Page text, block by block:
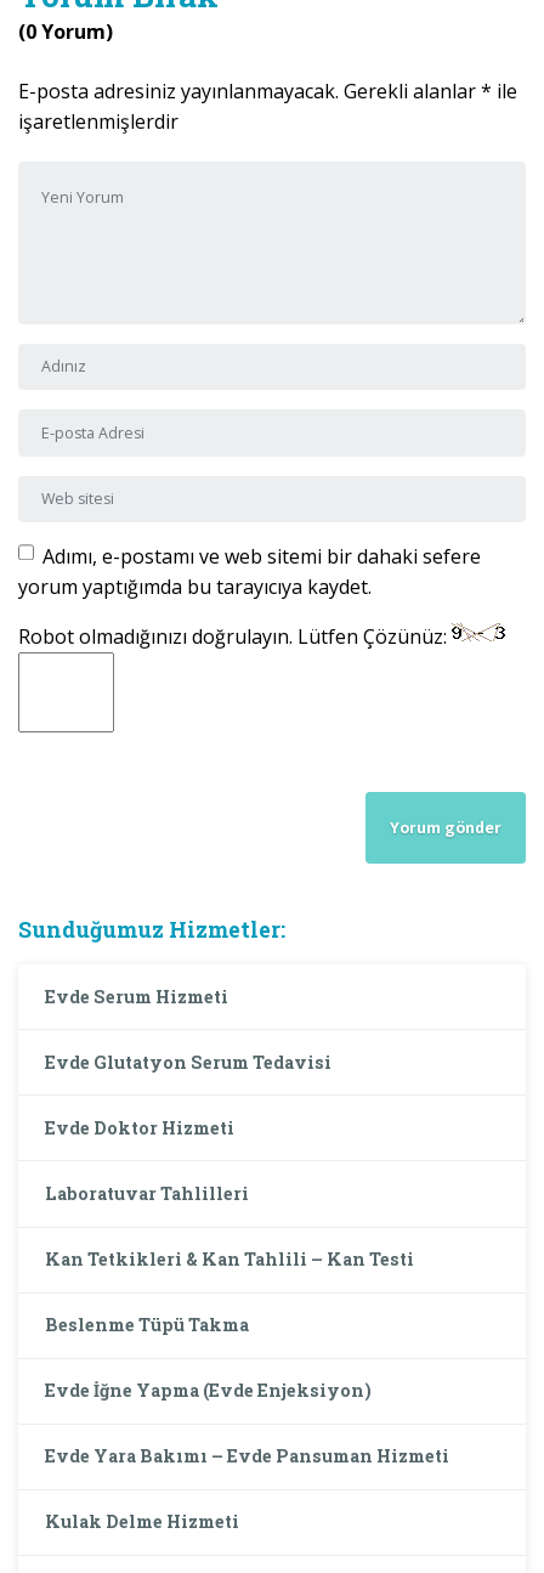
(0 Yorum)
E-posta adresiniz yayınlanmayacak. Gerekli alanlar* ile
işaretlenmişlerdir
Adı ve Soyadı
E-posta Adresi
Web sitesi
Adımı, e-postamı ve web sitemi bir dahaki sefere
yorum yaptığımda bu tarayıcıya kaydet.
Robot olmadığınızı doğrulayın. Lütfen Çözünüz:
Sunduğumuz Hizmetler:
Evde Serum Hizmeti
Evde Glutatyon Serum Tedavisi
Evde Doktor Hizmeti
Laboratuvar Tahlilleri
Kan Tetkikleri & Kan Tahlili – Kan Testi
Beslenme Tüpü Takma
Evde İğne Yapma (Evde Enjeksiyon)
Evde Yara Bakımı – Evde Pansuman Hizmeti
Kulak Delme Hizmeti